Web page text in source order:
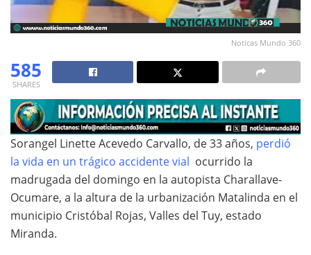
Noticas Mundo 360
585
SHARES
Sorangel Linette Acevedo Carvallo, de 33 años, perdió
la vida en un trágico accidente vial ocurrido la
madrugada del domingo en la autopista Charallave-
Ocumare, a la altura de la urbanización Matalinda en el
municipio Cristóbal Rojas, Valles del Tuy, estado
Miranda.